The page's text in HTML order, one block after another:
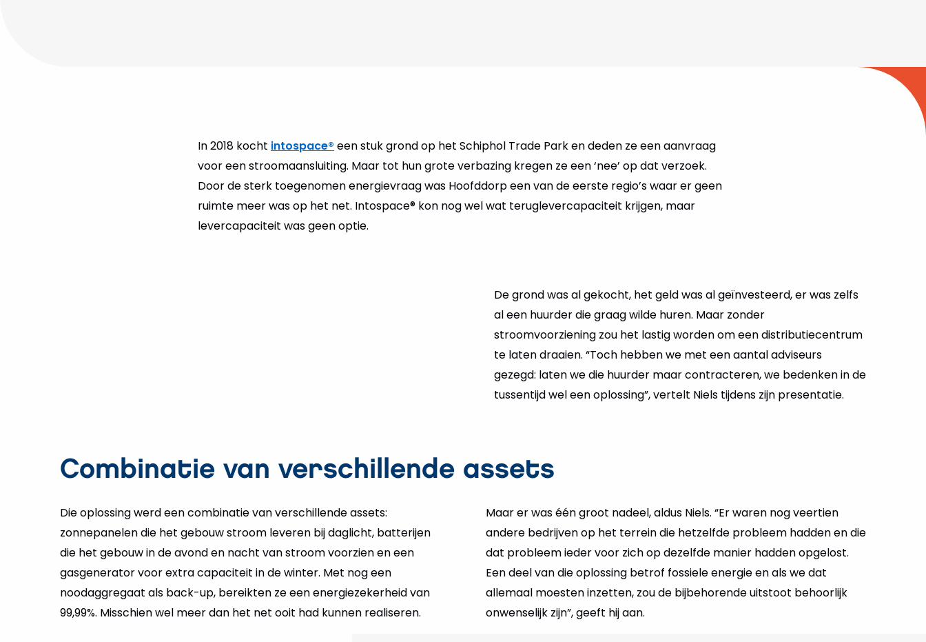
In 2018 kocht intospace® een stuk grond op het Schiphol Trade Park en deden ze een aanvraag
voor een stroomaansluiting. Maar tot hun grote verbazing kregen ze een ‘nee’ op dat verzoek.
Door de sterk toegenomen energievraag was Hoofddorp een van de eerste regio’s waar er geen
ruimte meer was op het net. Intospace® kon nog wel wat teruglevercapaciteit krijgen, maar
levercapaciteit was geen optie.
De grond was al gekocht, het geld was al geïnvesteerd, er was zelfs
al een huurder die graag wilde huren. Maar zonder
stroomvoorziening zou het lastig worden om een distributiecentrum
te laten draaien. “Toch hebben we met een aantal adviseurs
gezegd: laten we die huurder maar contracteren, we bedenken in de
tussentijd wel een oplossing”, vertelt Niels tijdens zijn presentatie.
Combinatie van verschillende assets
Die oplossing werd een combinatie van verschillende assets:
zonnepanelen die het gebouw stroom leveren bij daglicht, batterijen
die het gebouw in de avond en nacht van stroom voorzien en een
gasgenerator voor extra capaciteit in de winter. Met nog een
noodaggregaat als back-up, bereikten ze een energiezekerheid van
99,99%. Misschien wel meer dan het net ooit had kunnen realiseren.
Maar er was één groot nadeel, aldus Niels. “Er waren nog veertien
andere bedrijven op het terrein die hetzelfde probleem hadden en die
dat probleem ieder voor zich op dezelfde manier hadden opgelost.
Een deel van die oplossing betrof fossiele energie en als we dat
allemaal moesten inzetten, zou de bijbehorende uitstoot behoorlijk
onwenselijk zijn”, geeft hij aan.